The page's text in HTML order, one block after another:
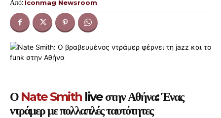
Από: Iconmag Newsroom
Ο Nate Smith live στην Αθήνα: Ένας
ντράμερ με πολλαπλές ταυτότητες